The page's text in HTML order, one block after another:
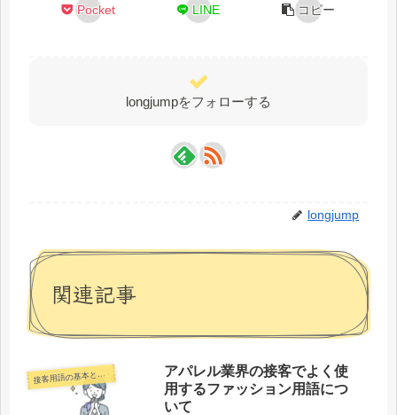
Pocket LINE コピー
longjumpをフォローする
longjump
関連記事
接 客用語の基本と様々な業界での接客用語
アパレル業界の接客でよく使
用するファッション用語につ
いて